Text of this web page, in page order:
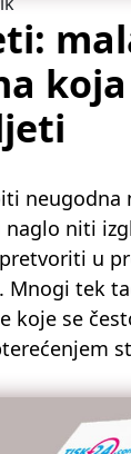
neugodna
naglo niti
u
Mnogi tek
koje se